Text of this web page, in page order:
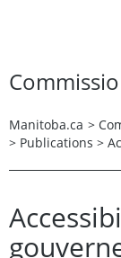
Manitoba.ca >
> Publications >